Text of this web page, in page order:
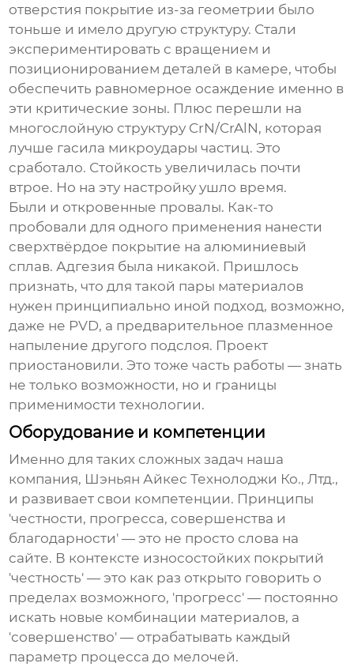
отверстия покрытие из-за геометрии было
тоньше и имело другую структуру. Стали
экспериментировать с вращением и
позиционированием деталей в камере, чтобы
обеспечить равномерное осаждение именно в
эти критические зоны. Плюс перешли на
многослойную структуру CrN/CrAlN, которая
лучше гасила микроудары частиц. Это
сработало. Стойкость увеличилась почти
втрое. Но на эту настройку ушло время.
Были и откровенные провалы. Как-то
пробовали для одного применения нанести
сверхтвёрдое покрытие на алюминиевый
сплав. Адгезия была никакой. Пришлось
признать, что для такой пары материалов
нужен принципиально иной подход, возможно,
даже не PVD, а предварительное плазменное
напыление другого подслоя. Проект
приостановили. Это тоже часть работы — знать
не только возможности, но и границы
применимости технологии.
Оборудование и компетенции
Именно для таких сложных задач наша
компания, Шэньян Айкес Технолоджи Ко., Лтд.,
и развивает свои компетенции. Принципы
'честности, прогресса, совершенства и
благодарности' — это не просто слова на
сайте. В контексте износостойких покрытий
'честность' — это как раз открыто говорить о
пределах возможного, 'прогресс' — постоянно
искать новые комбинации материалов, а
'совершенство' — отрабатывать каждый
параметр процесса до мелочей.